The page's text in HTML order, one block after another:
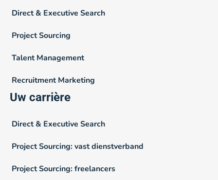
Direct & Executive Search
Project Sourcing
Talent Management
Recruitment Marketing
Uw carrière
Direct & Executive Search
Project Sourcing: vast dienstverband
Project Sourcing: freelancers